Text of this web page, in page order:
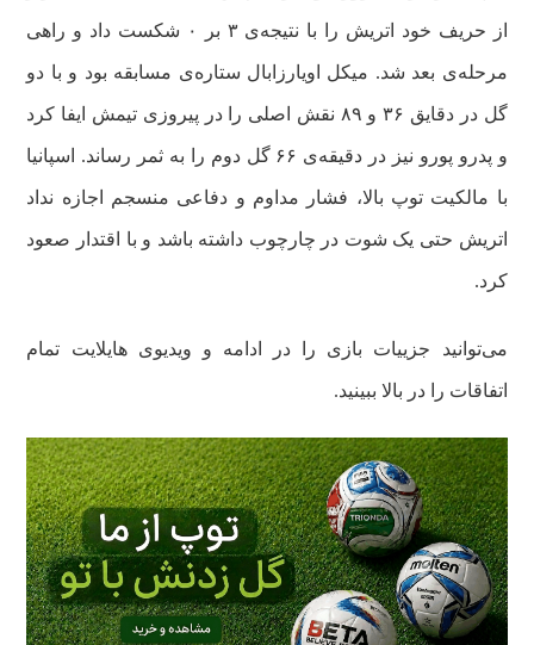
از حریف خود اتریش را با نتیجه‌ی ۳ بر ۰ شکست داد و راهی
مرحله‌ی بعد شد. میکل اویارزابال ستاره‌ی مسابقه بود و با دو
گل در دقایق ۳۶ و ۸۹ نقش اصلی را در پیروزی تیمش ایفا کرد
و پدرو پورو نیز در دقیقه‌ی ۶۶ گل دوم را به ثمر رساند. اسپانیا
با مالکیت توپ بالا، فشار مداوم و دفاعی منسجم اجازه نداد
اتریش حتی یک شوت در چارچوب داشته باشد و با اقتدار صعود
کرد.
می‌توانید جزییات بازی را در ادامه و ویدیوی هایلایت تمام
اتفاقات را در بالا ببینید.